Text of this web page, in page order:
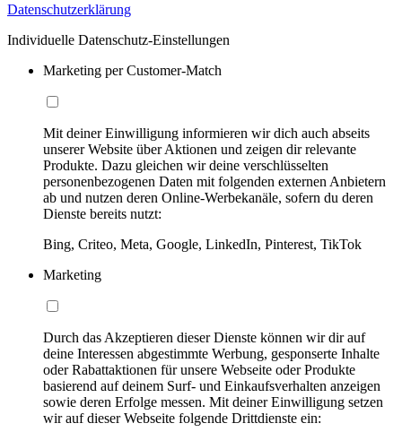
Datenschutzerklärung
Individuelle Datenschutz-Einstellungen
Marketing per Customer-Match
Mit deiner Einwilligung informieren wir dich auch abseits
unserer Website über Aktionen und zeigen dir relevante
Produkte. Dazu gleichen wir deine verschlüsselten
personenbezogenen Daten mit folgenden externen Anbietern
ab und nutzen deren Online-Werbekanäle, sofern du deren
Dienste bereits nutzt:
Bing, Criteo, Meta, Google, LinkedIn, Pinterest, TikTok
Marketing
Durch das Akzeptieren dieser Dienste können wir dir auf
deine Interessen abgestimmte Werbung, gesponserte Inhalte
oder Rabattaktionen für unsere Webseite oder Produkte
basierend auf deinem Surf- und Einkaufsverhalten anzeigen
sowie deren Erfolge messen. Mit deiner Einwilligung setzen
wir auf dieser Webseite folgende Drittdienste ein: